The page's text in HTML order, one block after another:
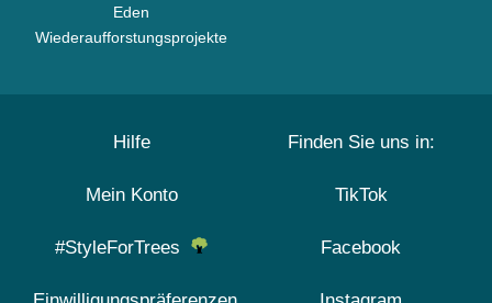
Eden
Wiederaufforstungsprojekte
Hilfe
Mein Konto
#StyleForTrees
Finden Sie uns in:
TikTok
Facebook